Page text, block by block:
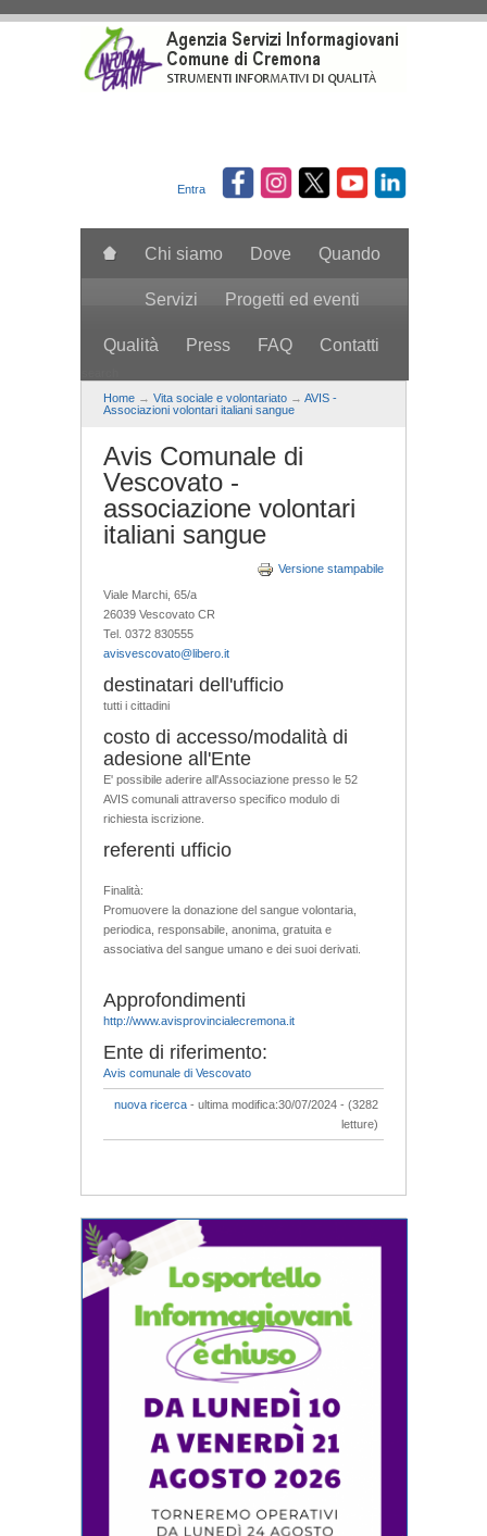
Entra
Chi siamo Dove Quando
Servizi Progetti ed eventi
Qualità Press FAQ Contatti
Home → Vita sociale e volontariato → AVIS -
Associazioni volontari italiani sangue
Avis Comunale di
Vescovato -
associazione volontari
italiani sangue
Versione stampabile
Viale Marchi, 65/a
26039 Vescovato CR
Tel. 0372 830555
avisvescovato@libero.it
destinatari dell'ufficio
tutti i cittadini
costo di accesso/modalità di
adesione all'Ente
E' possibile aderire all'Associazione presso le 52
AVIS comunali attraverso specifico modulo di
richiesta iscrizione.
referenti ufficio
Finalità:
Promuovere la donazione del sangue volontaria,
periodica, responsabile, anonima, gratuita e
associativa del sangue umano e dei suoi derivati.
Approfondimenti
http://www.avisprovincialecremona.it
Ente di riferimento:
Avis comunale di Vescovato
nuova ricerca - ultima modifica:30/07/2024 - (3282
letture)